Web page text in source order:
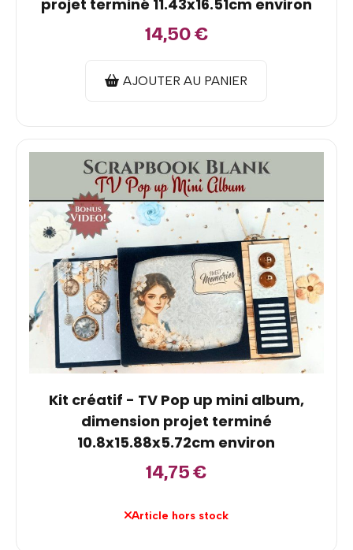
projet terminé 11.43x16.51cm environ
14,50€
AJOUTER AU PANIER
Kit créatif - TV Pop up mini album,
dimension projet terminé
10.8x15.88x5.72cm environ
14,75€
Article hors stock